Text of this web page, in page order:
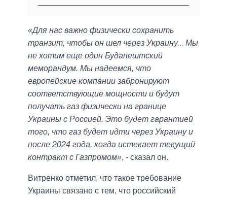
«Для нас важно физически сохранить
транзит, чтобы он шел через Украину... Мы
не хотим еще один Будапештский
меморандум. Мы надеемся, что
европейские компании забронируют
соответствующие мощности и будут
получать газ физически на границе
Украины с Россией. Это будет гарантией
того, что газ будет идти через Украину и
после 2024 года, когда истекает текущий
контракт с Газпромом», - сказал он.
Витренко отметил, что такое требование
Украины связано с тем, что российский